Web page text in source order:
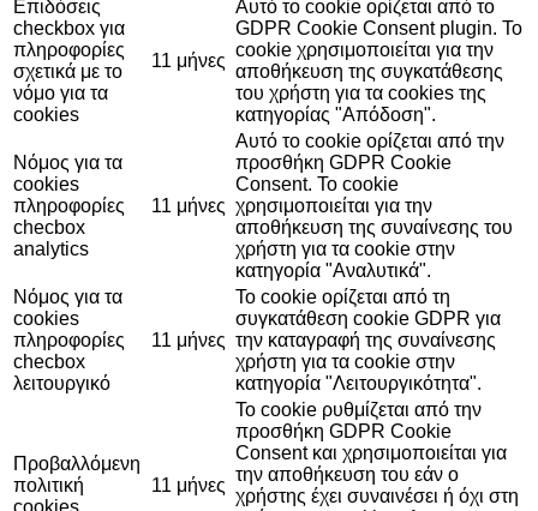
Επιδόσεις
checkbox για
πληροφορίες
σχετικά με το
νόμο για τα
cookies
11 μήνες
Αυτό το cookie ορίζεται από το
GDPR Cookie Consent plugin. Το
cookie χρησιμοποιείται για την
αποθήκευση της συγκατάθεσης
του χρήστη για τα cookies της
κατηγορίας "Απόδοση".
Νόμος για τα
cookies
πληροφορίες
checbox
analytics
11 μήνες
Αυτό το cookie ορίζεται από την
προσθήκη GDPR Cookie
Consent. Το cookie
χρησιμοποιείται για την
αποθήκευση της συναίνεσης του
χρήστη για τα cookie στην
κατηγορία "Αναλυτικά".
Νόμος για τα
cookies
πληροφορίες
checbox
λειτουργικό
11 μήνες
Το cookie ορίζεται από τη
συγκατάθεση cookie GDPR για
την καταγραφή της συναίνεσης
χρήστη για τα cookie στην
κατηγορία "Λειτουργικότητα".
Προβαλλόμενη
πολιτική
cookies
11 μήνες
Το cookie ρυθμίζεται από την
προσθήκη GDPR Cookie
Consent και χρησιμοποιείται για
την αποθήκευση του εάν ο
χρήστης έχει συναινέσει ή όχι στη